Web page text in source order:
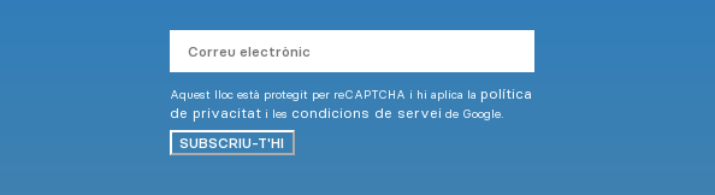
electrònic
Aquest lloc està protegit per reCAPTCHA i hi aplica la política
de privacitati les condicions de serveide Google.
SUBSCRIU-T'HI